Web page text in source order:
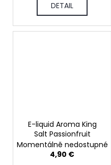
DETAIL
E-liquid Aroma King
Salt Passionfruit
Momentálně nedostupné
4,90 €